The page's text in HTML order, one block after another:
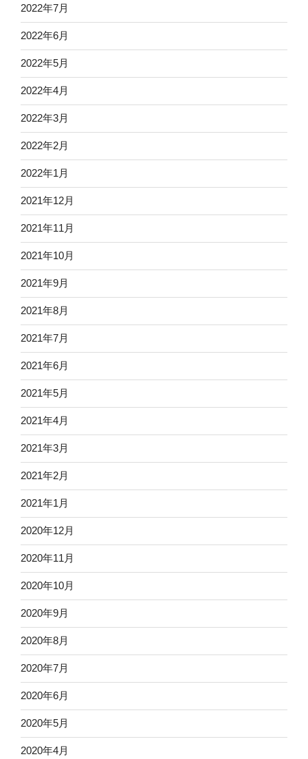
2022年7月
2022年6月
2022年5月
2022年4月
2022年3月
2022年2月
2022年1月
2021年12月
2021年11月
2021年10月
2021年9月
2021年8月
2021年7月
2021年6月
2021年5月
2021年4月
2021年3月
2021年2月
2021年1月
2020年12月
2020年11月
2020年10月
2020年9月
2020年8月
2020年7月
2020年6月
2020年5月
2020年4月